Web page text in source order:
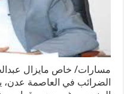
مسارات/ خاص مايزال
الضرائب في العاصمة عدن،